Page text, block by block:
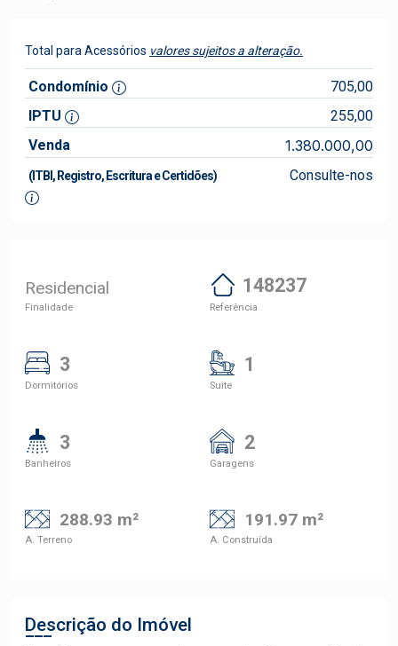
Total para Acessórios valores sujeitos a alteração.
Condomínio
705,00
IPTU
255,00
Venda
1.380.000,00
(ITBI, Registro, Escritura e Certidões) Consulte-nos
Residencial
Finalidade
148237
Referência
3
Dormitórios
1
Suite
3
Banheiros
2
Garagens
288.93 m²
A. Terreno
191.97 m²
A. Construída
Descrição do Imóvel